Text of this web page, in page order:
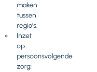
maken
tussen
regio’s.
Inzet
op
persoonsvolgende
zorg: